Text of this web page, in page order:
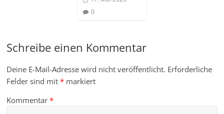
0
Schreibe einen Kommentar
Deine E-Mail-Adresse wird nicht veröffentlicht. Erforderliche
Felder sind mit* markiert
Kommentar*